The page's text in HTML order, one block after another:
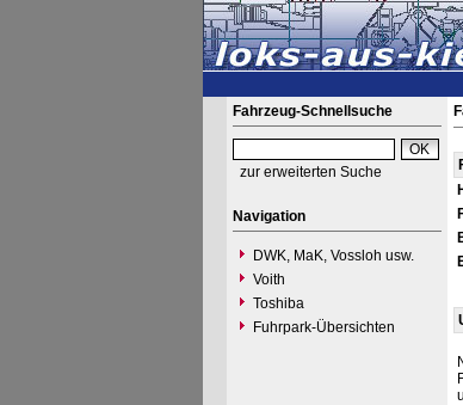
Fahrzeug-Schnellsuche
zur erweiterten Suche
Navigation
DWK, MaK, Vossloh usw.
Voith
Toshiba
Fuhrpark-Übersichten